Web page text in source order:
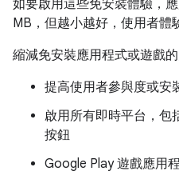
如要啟用這些免安裝體驗，
MB，但越小越好，使用者體
縮減免安裝應用程式或遊戲
提高使用者參與度或安
啟用所有即時平台，包
按鈕
Google Play 遊戲應用